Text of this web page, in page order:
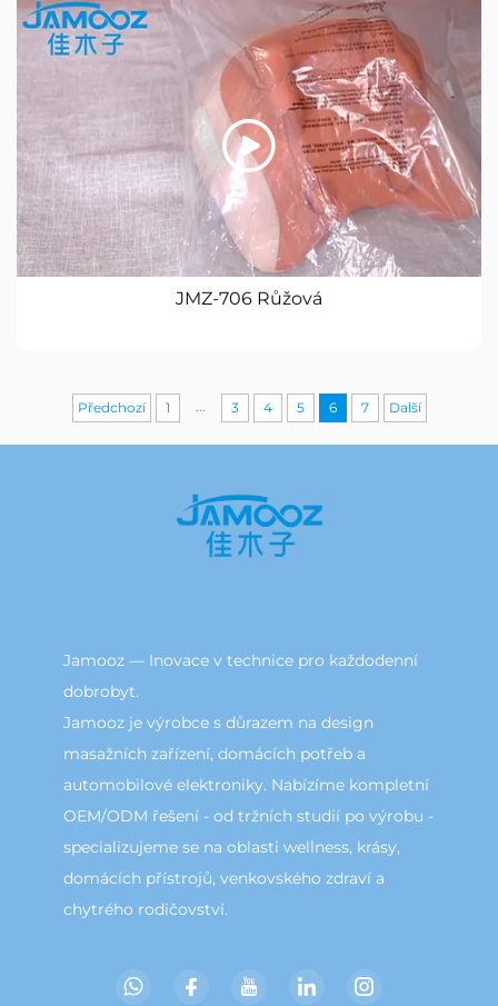
JMZ-706 Růžová
Předchozí 1 3 4 5 6 7 Další
Jamooz — Inovace v technice pro každodenní
dobrobyt.
Jamooz je výrobce s důrazem na design
masažních zařízení, domácích potřeb a
automobilové elektroniky. Nabízíme kompletní
OEM/ODM řešení - od tržních studií po výrobu -
specializujeme se na oblasti wellness, krásy,
domácích přístrojů, venkovského zdraví a
chytrého rodičovství.